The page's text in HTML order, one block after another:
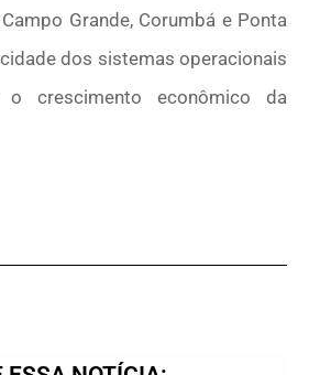
Grande, Corumbá e Ponta
dos sistemas operacionais
o crescimento econômico da